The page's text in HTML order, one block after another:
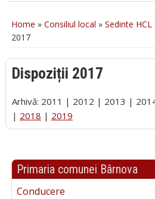
Home » Consiliul local » Sedinte HCL
2017
Primaria comunei Bârnova
Conducere
Dispoziții 2017
Arhivă: 2011 | 2012 | 2013 |
| 2018 | 2019